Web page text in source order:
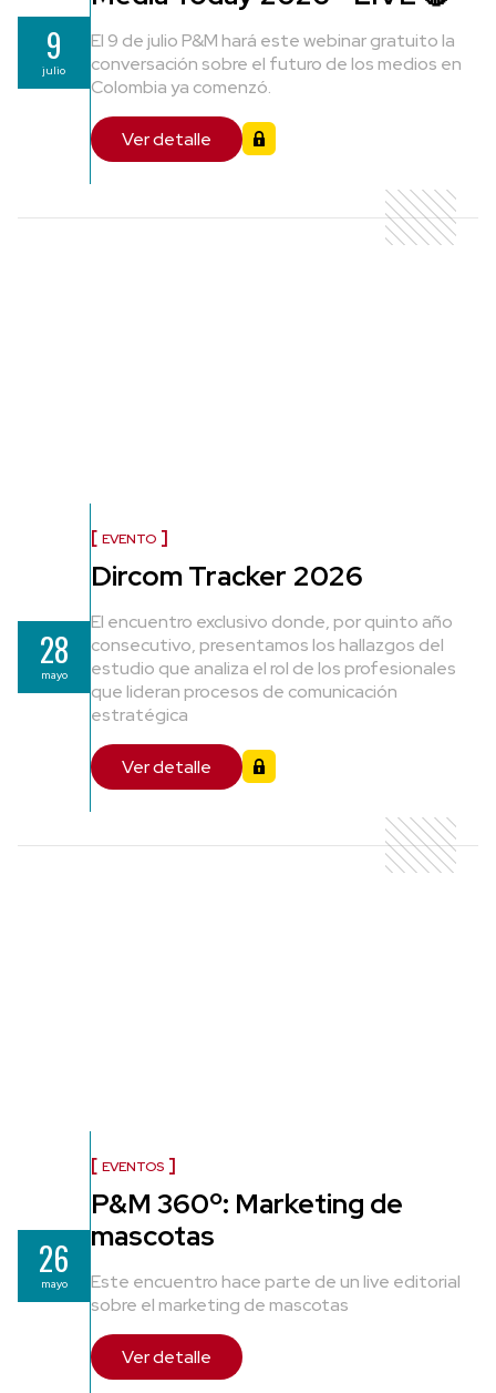
9
julio
El 9 de julio P&M hará este webinar gratuito la
conversación sobre el futuro de los medios en
Colombia ya comenzó.
Ver detalle
28
mayo
EVENTO
Dircom Tracker 2026
El encuentro exclusivo donde, por quinto año
consecutivo, presentamos los hallazgos del
estudio que analiza el rol de los profesionales
que lideran procesos de comunicación
estratégica
Ver detalle
26
mayo
EVENTOS
P&M 360º: Marketing de
mascotas
Este encuentro hace parte de un live editorial
sobre el marketing de mascotas
Ver detalle